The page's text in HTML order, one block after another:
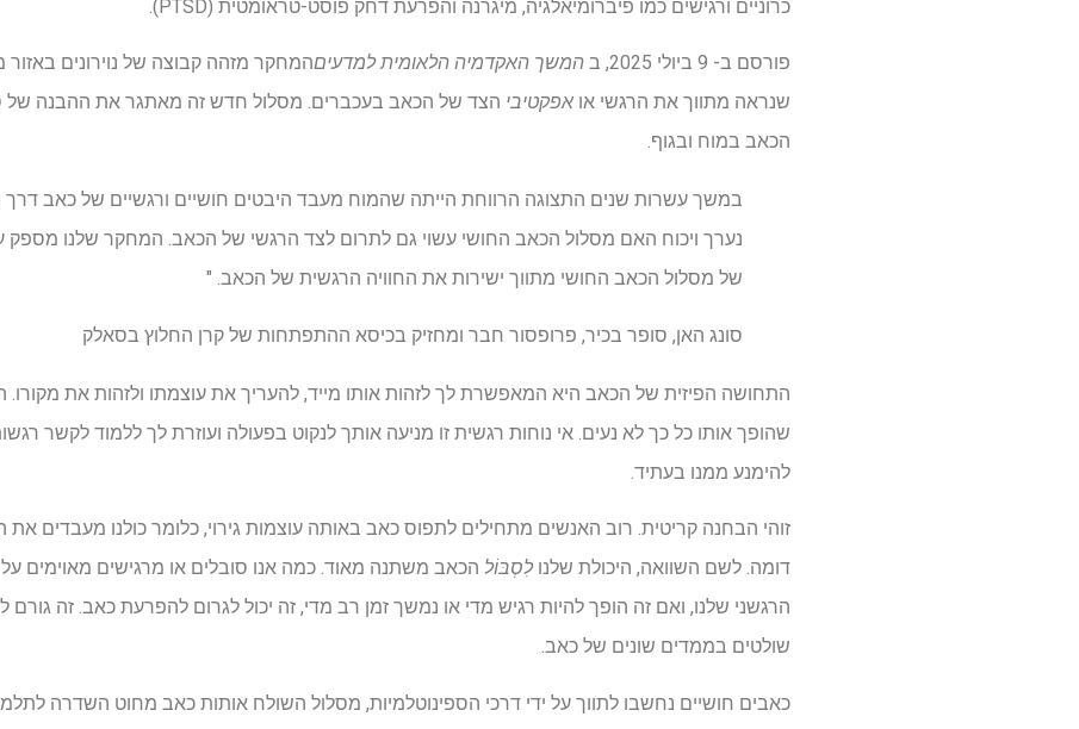
כרוניים ורגישים כמו פיברומיאלגיה, מיגרנה והפרעת דחק פוסט-טראומטית (PTSD).
פורסם ב- 9 ביולי 2025, ב המשך האקדמיה הלאומית למדעיםהמחקר מזהה קבוצה של נוירונים
שנראה מתווך את הרגשי או אפקטיבי הצד של הכאב בעכברים. מסלול חדש זה מאתגר את ההבנה של
הכאב במוח ובגוף.
במשך עשרות שנים התצוגה הרווחת הייתה שהמוח מעבד היבטים חושיים ורגשיים של כאב דרך
נערך ויכוח האם מסלול הכאב החושי עשוי גם לתרום לצד הרגשי של הכאב. המחקר שלנו מספק
של מסלול הכאב החושי מתווך ישירות את החוויה הרגשית של הכאב. "
סונג האן, סופר בכיר, פרופסור חבר ומחזיק בכיסא ההתפתחות של קרן החלוץ בסאלק
התחושה הפיזית של הכאב היא המאפשרת לך לזהות אותו מייד, להעריך את עוצמתו ולזהות את
שהופך אותו כל כך לא נעים. אי נוחות רגשית זו מניעה אותך לנקוט בפעולה ועוזרת לך ללמוד לקשר
להימנע ממנו בעתיד.
זוהי הבחנה קריטית. רוב האנשים מתחילים לתפוס כאב באותה עוצמות גירוי, כלומר כולנו מעבדים
דומה. לשם השוואה, היכולת שלנולִסְבּוֹל הכאב משתנה מאוד. כמה אנו סובלים או מרגישים מאוימים על
הרגשני שלנו, ואם זה הופך להיות רגיש מדי או נמשך זמן רב מדי, זה יכול לגרום להפרעת כאב. זה גורם
שולטים בממדים שונים של כאב.
כאבים חושיים נחשבו לתווך על ידי דרכי הספינוטלמיות, מסלול השולח אותות כאב מחוט השדרה